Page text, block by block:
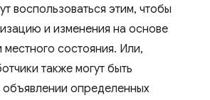
воспользоваться этим, чтобы
и изменения на основе
состояния. Или,
также могут быть
объявлении определенных